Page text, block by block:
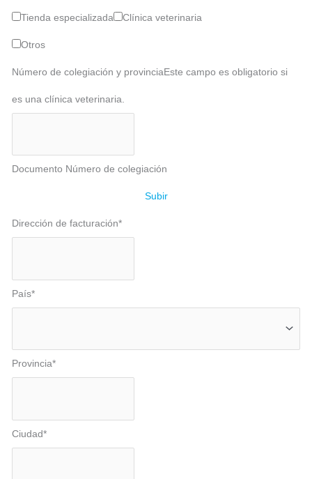
Tienda especializada Clínica veterinaria
Otros
Número de colegiación y provinciaEste campo es obligatorio si
es una clínica veterinaria.
Documento Número de colegiación
Subir
Dirección de facturación*
País*
Provincia*
Ciudad*